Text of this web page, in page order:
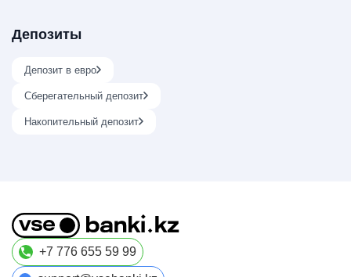
Депозиты
Депозит в евро
Сберегательный депозит
Накопительный депозит
+7 776 655 59 99